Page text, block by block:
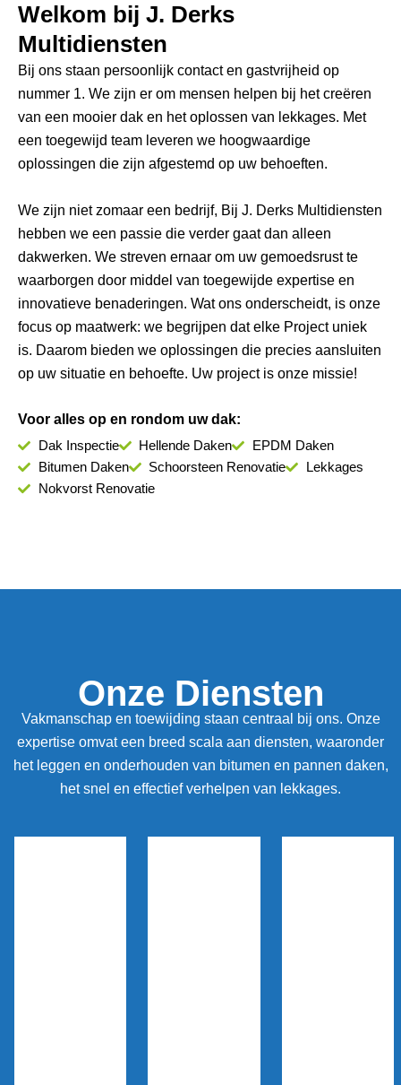
Welkom bij J. Derks
Multidiensten
Bij ons staan persoonlijk contact en gastvrijheid op
nummer 1. We zijn er om mensen helpen bij het creëren
van een mooier dak en het oplossen van lekkages. Met
een toegewijd team leveren we hoogwaardige
oplossingen die zijn afgestemd op uw behoeften.
We zijn niet zomaar een bedrijf, Bij J. Derks Multidiensten
hebben we een passie die verder gaat dan alleen
dakwerken. We streven ernaar om uw gemoedsrust te
waarborgen door middel van toegewijde expertise en
innovatieve benaderingen. Wat ons onderscheidt, is onze
focus op maatwerk: we begrijpen dat elke Project uniek
is. Daarom bieden we oplossingen die precies aansluiten
op uw situatie en behoefte. Uw project is onze missie!
Voor alles op en rondom uw dak:
Dak Inspectie Hellende Daken
EPDM Daken
Bitumen Daken
Schoorsteen Renovatie
Lekkages
Nokvorst Renovatie
Onze Diensten
Vakmanschap en toewijding staan centraal bij ons. Onze
expertise omvat een breed scala aan diensten, waaronder
het leggen en onderhouden van bitumen en pannen daken,
het snel en effectief verhelpen van lekkages.